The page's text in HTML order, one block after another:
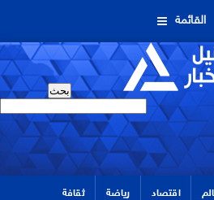
القائمة
اقتصاد رياضة ثقافة